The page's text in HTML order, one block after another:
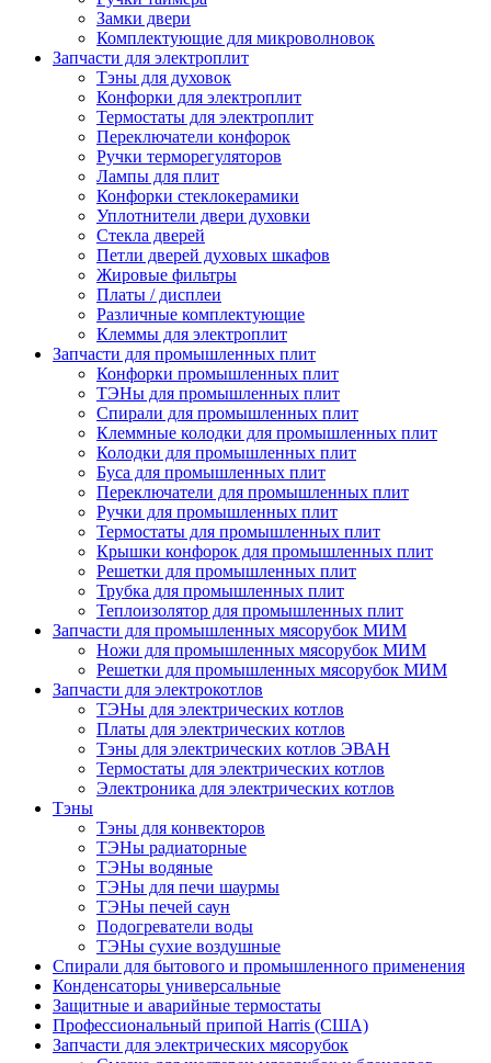
Замки двери
Комплектующие для микроволновок
Запчасти для электроплит
Тэны для духовок
Конфорки для электроплит
Термостаты для электроплит
Переключатели конфорок
Ручки терморегуляторов
Лампы для плит
Конфорки стеклокерамики
Уплотнители двери духовки
Стекла дверей
Петли дверей духовых шкафов
Жировые фильтры
Платы / дисплеи
Различные комплектующие
Клеммы для электроплит
Запчасти для промышленных плит
Конфорки промышленных плит
ТЭНы для промышленных плит
Спирали для промышленных плит
Клеммные колодки для промышленных плит
Колодки для промышленных плит
Буса для промышленных плит
Переключатели для промышленных плит
Ручки для промышленных плит
Термостаты для промышленных плит
Крышки конфорок для промышленных плит
Решетки для промышленных плит
Трубка для промышленных плит
Теплоизолятор для промышленных плит
Запчасти для промышленных мясорубок МИМ
Ножи для промышленных мясорубок МИМ
Решетки для промышленных мясорубок МИМ
Запчасти для электрокотлов
ТЭНы для электрических котлов
Платы для электрических котлов
Тэны для электрических котлов ЭВАН
Термостаты для электрических котлов
Электроника для электрических котлов
Тэны
Тэны для конвекторов
ТЭНы радиаторные
ТЭНы водяные
ТЭНы для печи шаурмы
ТЭНы печей саун
Подогреватели воды
ТЭНы сухие воздушные
Спирали для бытового и промышленного применения
Конденсаторы универсальные
Защитные и аварийные термостаты
Профессиональный припой Harris (США)
Запчасти для электрических мясорубок